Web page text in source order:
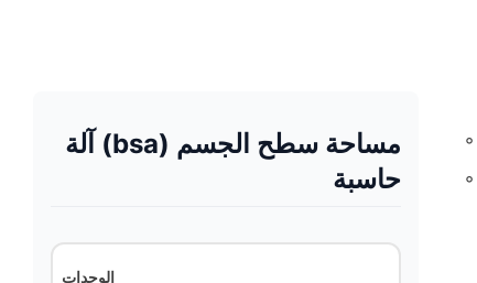
مساحة سطح الجسم (bsa) آلة
حاسبة
الوحدات
◦
◦